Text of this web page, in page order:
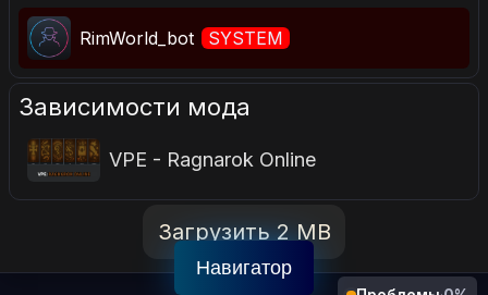
RimWorld_bot SYSTEM
Зависимости мода
VPE - Ragnarok Online
Загрузить 2 MB
Навигатор